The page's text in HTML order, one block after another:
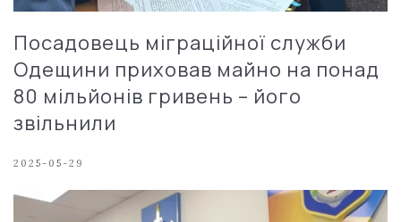
Посадовець міграційної служби
Одещини приховав майно на понад
80 мільйонів гривень – його
звільнили
2025-05-29